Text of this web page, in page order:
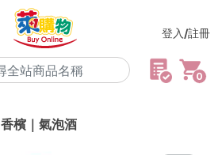
登入/註冊
0
香檳｜氣泡酒